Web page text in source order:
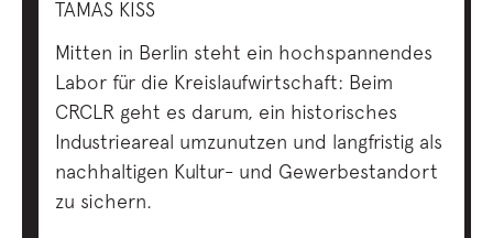
TAMAS KISS
Mitten in Berlin steht ein hochspannendes
Labor für die Kreislaufwirtschaft: Beim
CRCLR geht es darum, ein historisches
Industrieareal umzunutzen und langfristig als
nachhaltigen Kultur- und Gewerbestandort
zu sichern.